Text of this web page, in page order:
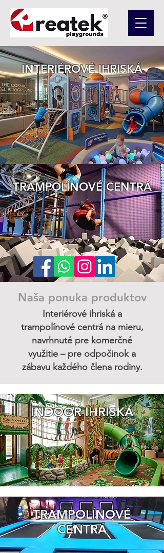
INTERIÉROVÉ IHRISKÁ
TRAMPOLÍNOVÉ CENTRÁ
Naša ponuka produktov
Interiérové ihriská a
trampolínové centrá na mieru,
navrhnuté pre komerčné
využitie – pre odpočinok a
zábavu každého člena rodiny.
INDOOR IHRISKÁ
TRAMPOLÍNOVÉ
CENTRÁ